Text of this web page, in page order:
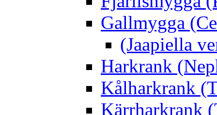
Gallmygga
(Jaapiella
Harkrank
Kålharkrank
Kärrharkrank